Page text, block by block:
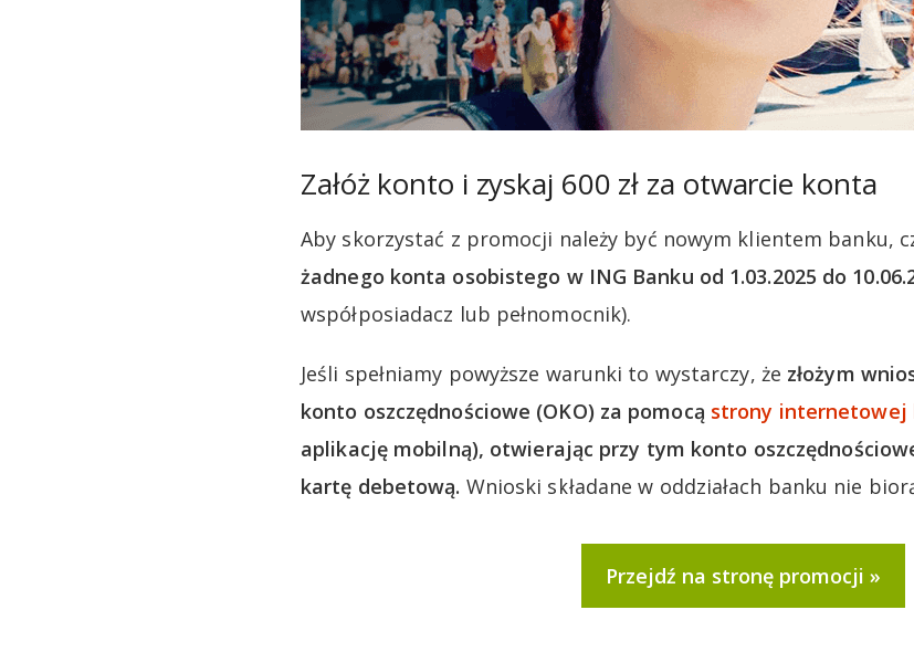
Załóż konto i zyskaj 600 zł za otwarcie konta
Aby skorzystać z promocji należy być nowym klientem banku,
żadnego konta osobistego w ING Banku od 1.03.2025 do
współposiadacz lub pełnomocnik).
Jeśli spełniamy powyższe warunki to wystarczy, że złożym
konto oszczędnościowe (OKO) za pomocą strony internetowej
aplikację mobilną), otwierając przy tym konto
kartę debetową. Wnioski składane w oddziałach banku nie
Przejdź na stronę promocji